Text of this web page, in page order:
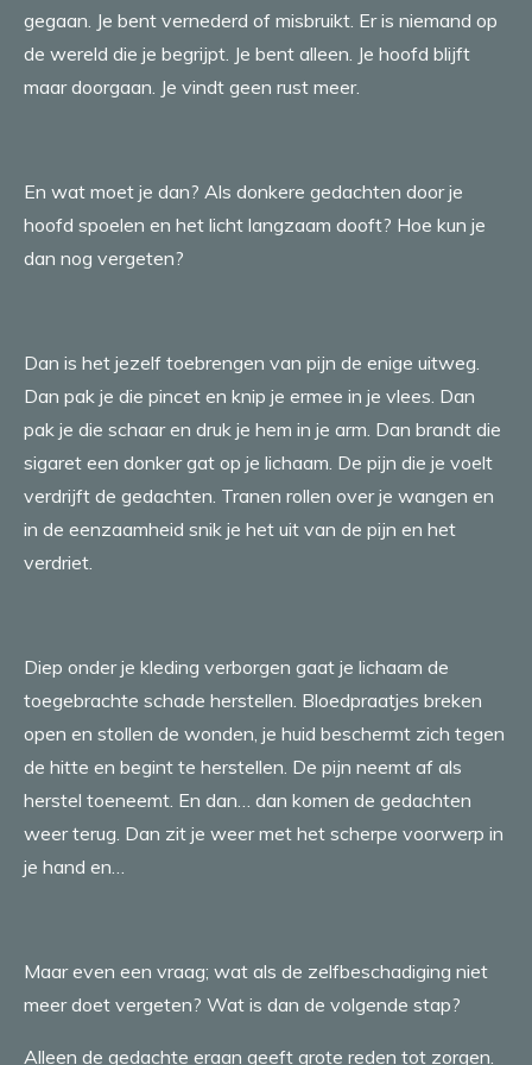
gegaan. Je bent vernederd of misbruikt. Er is niemand op
de wereld die je begrijpt. Je bent alleen. Je hoofd blijft
maar doorgaan. Je vindt geen rust meer.
En wat moet je dan? Als donkere gedachten door je
hoofd spoelen en het licht langzaam dooft? Hoe kun je
dan nog vergeten?
Dan is het jezelf toebrengen van pijn de enige uitweg.
Dan pak je die pincet en knip je ermee in je vlees. Dan
pak je die schaar en druk je hem in je arm. Dan brandt die
sigaret een donker gat op je lichaam. De pijn die je voelt
verdrijft de gedachten. Tranen rollen over je wangen en
in de eenzaamheid snik je het uit van de pijn en het
verdriet.
Diep onder je kleding verborgen gaat je lichaam de
toegebrachte schade herstellen. Bloedpraatjes breken
open en stollen de wonden, je huid beschermt zich tegen
de hitte en begint te herstellen. De pijn neemt af als
herstel toeneemt. En dan… dan komen de gedachten
weer terug. Dan zit je weer met het scherpe voorwerp in
je hand en…
Maar even een vraag; wat als de zelfbeschadiging niet
meer doet vergeten? Wat is dan de volgende stap?
Alleen de gedachte eraan geeft grote reden tot zorgen.